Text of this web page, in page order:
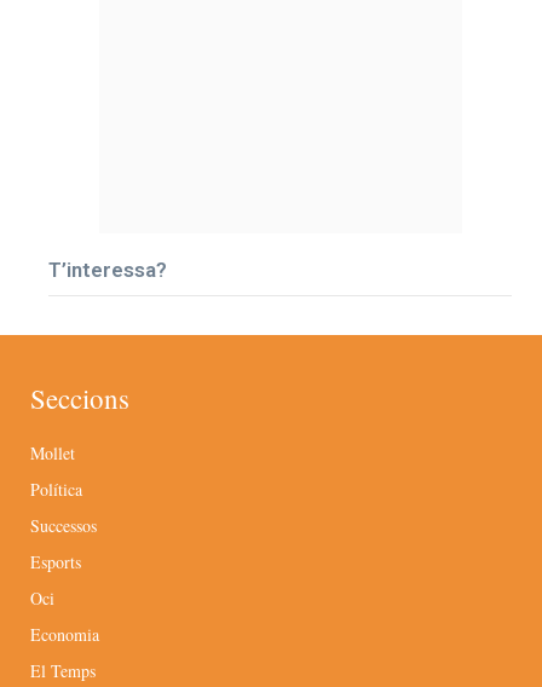
T’interessa?
Seccions
Mollet
Política
Successos
Esports
Oci
Economia
El Temps